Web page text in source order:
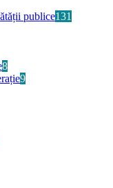
publice131
8
9